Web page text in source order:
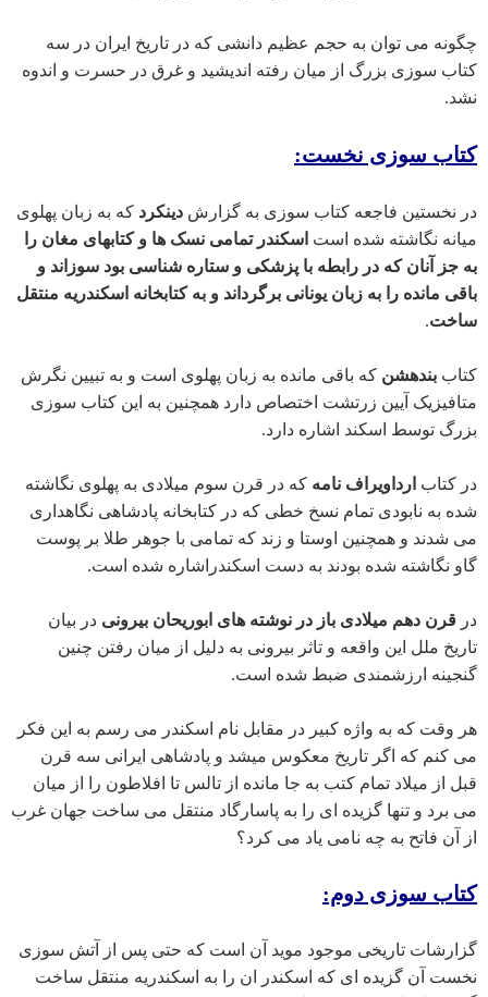
چگونه می توان به حجم عظیم دانشی که در تاریخ ایران در سه
کتاب سوزی بزرگ از میان رفته اندیشید و غرق در حسرت و اندوه
نشد.
کتاب سوزی نخست:
در نخستین فاجعه کتاب سوزی به گزارش دینکرد که به زبان پهلوی
میانه نگاشته شده است اسکندر تمامی نسک ها و کتابهای مغان را
به جز آنان که در رابطه با پزشکی و ستاره شناسی بود سوزاند و
باقی مانده را به زبان یونانی برگرداند و به کتابخانه اسکندریه منتقل
ساخت.
کتاب بندهشن که باقی مانده به زبان پهلوی است و به تبیین نگرش
متافیزیک آیین زرتشت اختصاص دارد همچنین به این کتاب سوزی
بزرگ توسط اسکند اشاره دارد.
در کتاب ارداویراف نامه که در قرن سوم میلادی به پهلوی نگاشته
شده به نابودی تمام نسخ خطی که در کتابخانه پادشاهی نگاهداری
می شدند و همچنین اوستا و زند که تمامی با جوهر طلا بر پوست
گاو نگاشته شده بودند به دست اسکندراشاره شده است.
در قرن دهم میلادی باز در نوشته های ابوریحان بیرونی در بیان
تاریخ ملل این واقعه و تاثر بیرونی به دلیل از میان رفتن چنین
گنجینه ارزشمندی ضبط شده است.
هر وقت که به واژه کبیر در مقابل نام اسکندر می رسم به این فکر
می کنم که اگر تاریخ معکوس میشد و پادشاهی ایرانی سه قرن
قبل از میلاد تمام کتب به جا مانده از تالس تا افلاطون را از میان
می برد و تنها گزیده ای را به پاسارگاد منتقل می ساخت جهان غرب
از آن فاتح به چه نامی یاد می کرد؟
کتاب سوزی دوم:
گزارشات تاریخی موجود موید آن است که حتی پس از آتش سوزی
نخست آن گزیده ای که اسکندر ان را به اسکندریه منتقل ساخت